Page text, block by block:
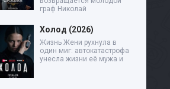
граф Николай
Холод (2026)
Жизнь Жени рухнула в
один миг: автокатастрофа
унесла жизни её мужа и